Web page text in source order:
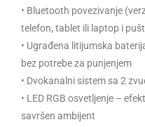
• Bluetooth povezivanje
telefon, tablet ili laptop i
• Ugrađena litijumska
bez potrebe za punjenjem
• Dvokanalni sistem sa 2
• LED RGB osvetljenje –
savršen ambijent